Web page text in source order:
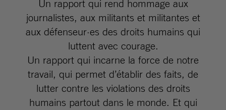
Un rapport qui rend hommage aux
journalistes, aux militants et militantes et
aux défenseur·es des droits humains qui
luttent avec courage.
Un rapport qui incarne la force de notre
travail, qui permet d’établir des faits, de
lutter contre les violations des droits
humains partout dans le monde. Et qui